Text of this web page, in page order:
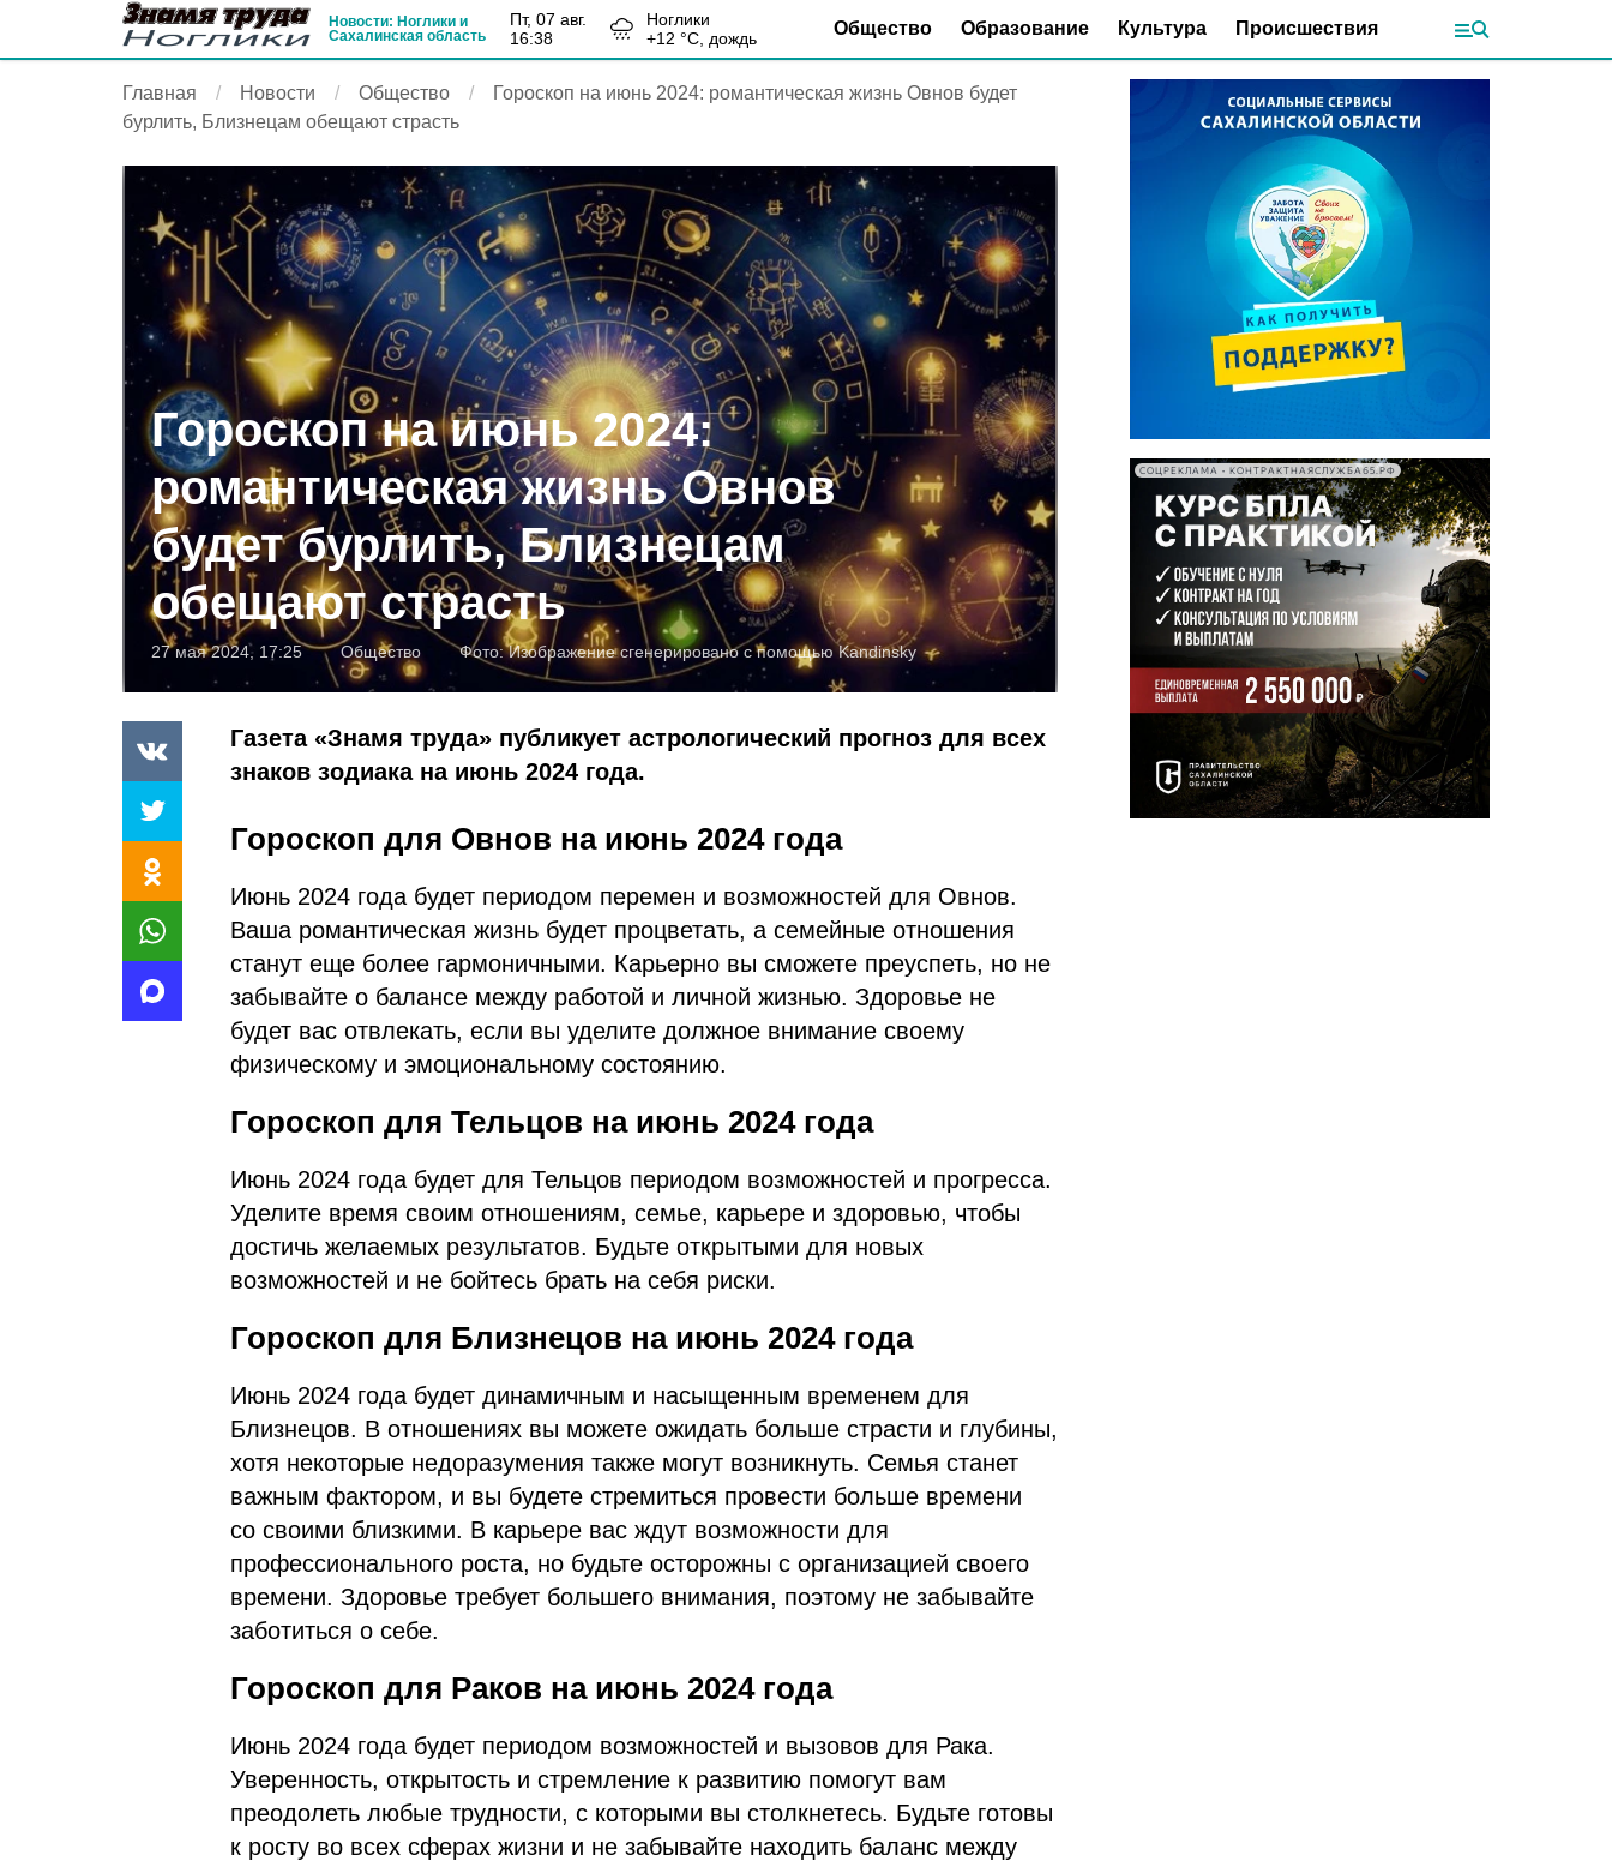
Новости: Ноглики и
Сахалинская область
пт, 07 авг.
16:38
Ноглики
+12 °С, дождь Общество Образование Культура Происшествия
Главная Новости Общество
Гороскоп на июнь 2024: романтическая жизнь Овнов будет
бурлить, Близнецам обещают страсть
Гороскоп на июнь 2024:
романтическая жизнь Овнов
будет бурлить, Близнецам
обещают страсть
27 мая 2024, 17:25 Общество Фото:Изображение сгенерировано с помощью Kandinsky
Газета «Знамя труда» публикует астрологический прогноз для всех
знаков зодиака на июнь 2024 года.
Гороскоп для Овнов на июнь 2024 года
Июнь 2024 года будет периодом перемен и возможностей для Овнов.
Ваша романтическая жизнь будет процветать, а семейные отношения
станут еще более гармоничными. Карьерно вы сможете преуспеть, но не
забывайте о балансе между работой и личной жизнью. Здоровье не
будет вас отвлекать, если вы уделите должное внимание своему
физическому и эмоциональному состоянию.
Гороскоп для Тельцов на июнь 2024 года
Июнь 2024 года будет для Тельцов периодом возможностей и прогресса.
Уделите время своим отношениям, семье, карьере и здоровью, чтобы
достичь желаемых результатов. Будьте открытыми для новых
возможностей и не бойтесь брать на себя риски.
Гороскоп для Близнецов на июнь 2024 года
Июнь 2024 года будет динамичным и насыщенным временем для
Близнецов. В отношениях вы можете ожидать больше страсти и глубины,
хотя некоторые недоразумения также могут возникнуть. Семья станет
важным фактором, и вы будете стремиться провести больше времени
со своими близкими. В карьере вас ждут возможности для
профессионального роста, но будьте осторожны с организацией своего
времени. Здоровье требует большего внимания, поэтому не забывайте
заботиться о себе.
Гороскоп для Раков на июнь 2024 года
Июнь 2024 года будет периодом возможностей и вызовов для Рака.
Уверенность, открытость и стремление к развитию помогут вам
преодолеть любые трудности, с которыми вы столкнетесь. Будьте готовы
к росту во всех сферах жизни и не забывайте находить баланс между
СОЦРЕКЛАМА • КОНТРАКТНАЯСЛУЖБА65.РФ